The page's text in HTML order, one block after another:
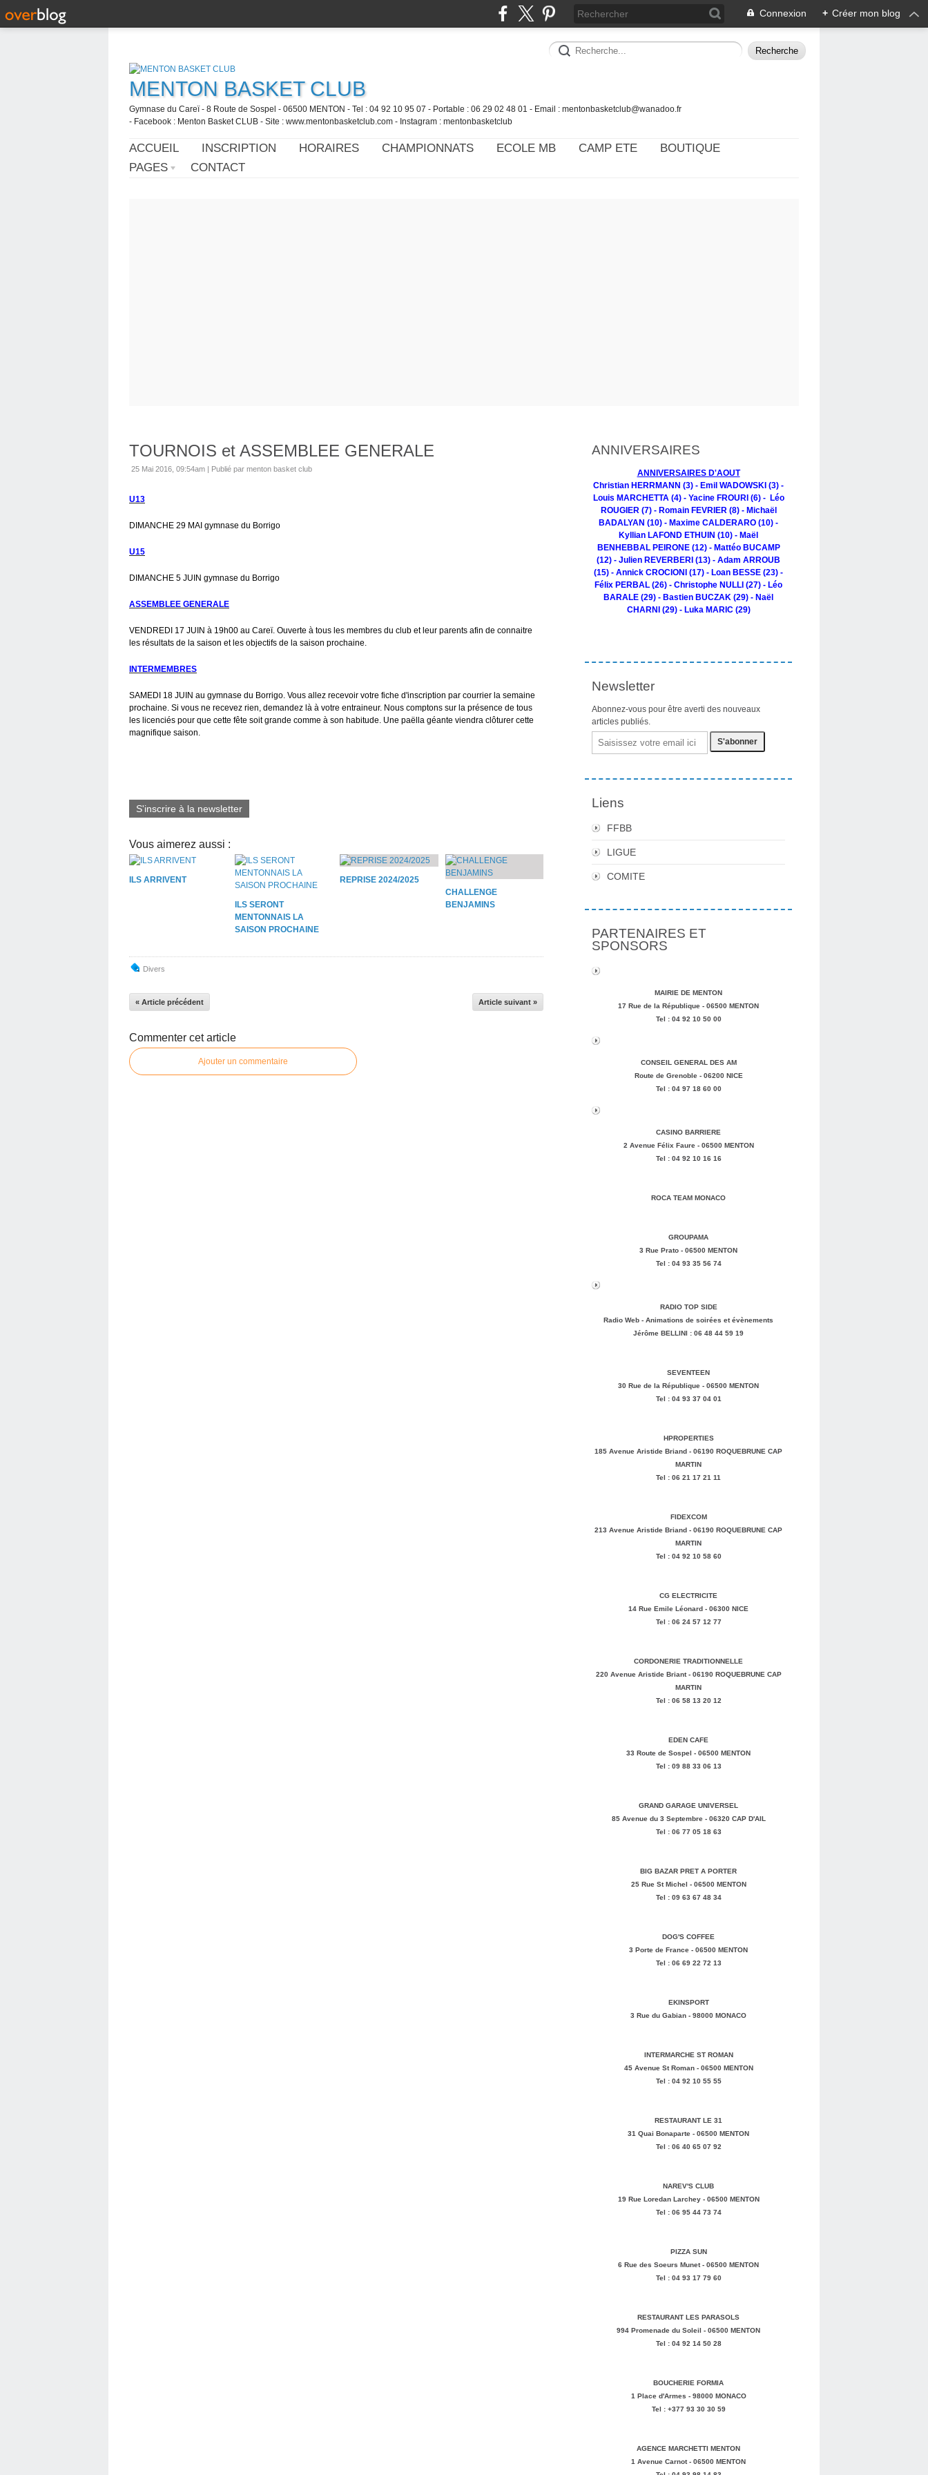
Connexion + Créer mon blog
MENTON BASKET CLUB
Gymnase du Careï - 8 Route de Sospel - 06500 MENTON - Tel : 04 92 10 95 07 - Portable : 06 29 02 48 01 - Email : mentonbasketclub@wanadoo.fr
- Facebook : Menton Basket CLUB - Site : www.mentonbasketclub.com - Instagram : mentonbasketclub
ACCUEIL INSCRIPTION HORAIRES CHAMPIONNATS ECOLE MB CAMP ETE
BOUTIQUE
PAGES
CONTACT
TOURNOIS et ASSEMBLEE GENERALE
25 Mai 2016, 09:54am | Publié par menton basket club
U13
DIMANCHE 29 MAI gymnase du Borrigo
U15
DIMANCHE 5 JUIN gymnase du Borrigo
ASSEMBLEE GENERALE
VENDREDI 17 JUIN à 19h00 au Careï. Ouverte à tous les membres du club et leur parents afin de connaitre
les résultats de la saison et les objectifs de la saison prochaine.
INTERMEMBRES
SAMEDI 18 JUIN au gymnase du Borrigo. Vous allez recevoir votre fiche d'inscription par courrier la semaine
prochaine. Si vous ne recevez rien, demandez là à votre entraineur. Nous comptons sur la présence de tous
les licenciés pour que cette fête soit grande comme à son habitude. Une paëlla géante viendra clôturer cette
magnifique saison.
S'inscrire à la newsletter
Vous aimerez aussi :
ILS ARRIVENT
ILS SERONT
MENTONNAIS LA
SAISON PROCHAINE
REPRISE 2024/2025
CHALLENGE
BENJAMINS
Divers
« Article précédent Article suivant »
Commenter cet article
Ajouter un commentaire
ANNIVERSAIRES
ANNIVERSAIRES D'AOUT
Christian HERRMANN (3) - Emil WADOWSKI (3) -
Louis MARCHETTA (4) - Yacine FROURI (6) - Léo
ROUGIER (7) - Romain FEVRIER (8) - Michaël
BADALYAN (10) - Maxime CALDERARO (10) -
Kyllian LAFOND ETHUIN (10) - Maël
BENHEBBAL PEIRONE (12) - Mattéo BUCAMP
(12) - Julien REVERBERI (13) - Adam ARROUB
(15) - Annick CROCIONI (17) - Loan BESSE (23) -
Félix PERBAL (26) - Christophe NULLI (27) - Léo
BARALE (29) - Bastien BUCZAK (29) - Naël
CHARNI (29) - Luka MARIC (29)
Newsletter
Abonnez-vous pour être averti des nouveaux
articles publiés.
Email
Liens
FFBB
LIGUE
COMITE
PARTENAIRES ET
SPONSORS
MAIRIE DE MENTON
17 Rue de la République - 06500 MENTON
Tel : 04 92 10 50 00
CONSEIL GENERAL DES AM
Route de Grenoble - 06200 NICE
Tel : 04 97 18 60 00
CASINO BARRIERE
2 Avenue Félix Faure - 06500 MENTON
Tel : 04 92 10 16 16
ROCA TEAM MONACO
GROUPAMA
3 Rue Prato - 06500 MENTON
Tel : 04 93 35 56 74
RADIO TOP SIDE
Radio Web - Animations de soirées et évènements
Jérôme BELLINI : 06 48 44 59 19
SEVENTEEN
30 Rue de la République - 06500 MENTON
Tel : 04 93 37 04 01
HPROPERTIES
185 Avenue Aristide Briand - 06190 ROQUEBRUNE CAP
MARTIN
Tel : 06 21 17 21 11
FIDEXCOM
213 Avenue Aristide Briand - 06190 ROQUEBRUNE CAP
MARTIN
Tel : 04 92 10 58 60
CG ELECTRICITE
14 Rue Emile Léonard - 06300 NICE
Tel : 06 24 57 12 77
CORDONERIE TRADITIONNELLE
220 Avenue Aristide Briant - 06190 ROQUEBRUNE CAP
MARTIN
Tel : 06 58 13 20 12
EDEN CAFE
33 Route de Sospel - 06500 MENTON
Tel : 09 88 33 06 13
GRAND GARAGE UNIVERSEL
85 Avenue du 3 Septembre - 06320 CAP D'AIL
Tel : 06 77 05 18 63
BIG BAZAR PRET A PORTER
25 Rue St Michel - 06500 MENTON
Tel : 09 63 67 48 34
DOG'S COFFEE
3 Porte de France - 06500 MENTON
Tel : 06 69 22 72 13
EKINSPORT
3 Rue du Gabian - 98000 MONACO
INTERMARCHE ST ROMAN
45 Avenue St Roman - 06500 MENTON
Tel : 04 92 10 55 55
RESTAURANT LE 31
31 Quai Bonaparte - 06500 MENTON
Tel : 06 40 65 07 92
NAREV'S CLUB
19 Rue Loredan Larchey - 06500 MENTON
Tel : 06 95 44 73 74
PIZZA SUN
6 Rue des Soeurs Munet - 06500 MENTON
Tel : 04 93 17 79 60
RESTAURANT LES PARASOLS
994 Promenade du Soleil - 06500 MENTON
Tel : 04 92 14 50 28
BOUCHERIE FORMIA
1 Place d'Armes - 98000 MONACO
Tel : +377 93 30 30 59
AGENCE MARCHETTI MENTON
1 Avenue Carnot - 06500 MENTON